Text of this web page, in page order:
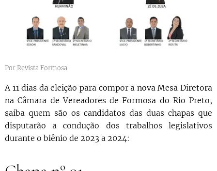
Por Revista Formosa
A 11 dias da eleição para compor a nova Mesa Diretora
na Câmara de Vereadores de Formosa do Rio Preto,
saiba quem são os candidatos das duas chapas que
disputarão a condução dos trabalhos legislativos
durante o biênio de 2023 a 2024: